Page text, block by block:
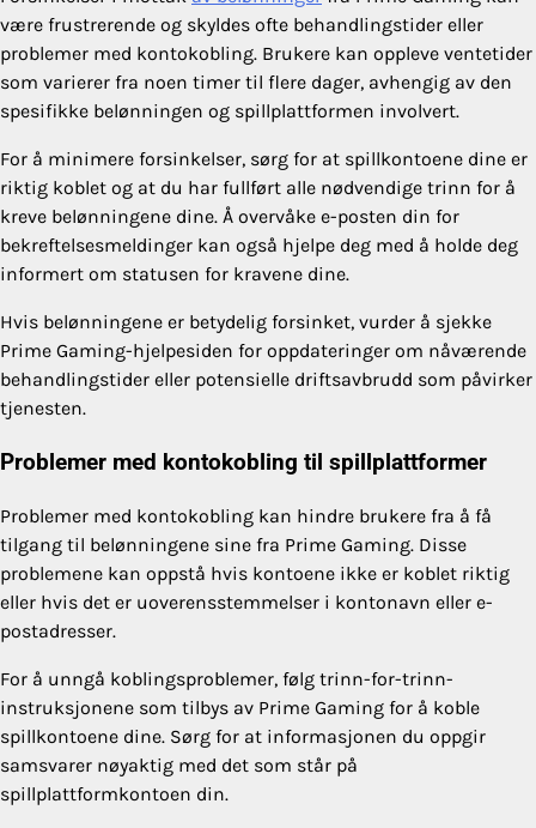
være frustrerende og skyldes ofte behandlingstider eller
problemer med kontokobling. Brukere kan oppleve ventetider
som varierer fra noen timer til flere dager, avhengig av den
spesifikke belønningen og spillplattformen involvert.
For å minimere forsinkelser, sørg for at spillkontoene dine er
riktig koblet og at du har fullført alle nødvendige trinn for å
kreve belønningene dine. Å overvåke e-posten din for
bekreftelsesmeldinger kan også hjelpe deg med å holde deg
informert om statusen for kravene dine.
Hvis belønningene er betydelig forsinket, vurder å sjekke
Prime Gaming-hjelpesiden for oppdateringer om nåværende
behandlingstider eller potensielle driftsavbrudd som påvirker
tjenesten.
Problemer med kontokobling til spillplattformer
Problemer med kontokobling kan hindre brukere fra å få
tilgang til belønningene sine fra Prime Gaming. Disse
problemene kan oppstå hvis kontoene ikke er koblet riktig
eller hvis det er uoverensstemmelser i kontonavn eller e-
postadresser.
For å unngå koblingsproblemer, følg trinn-for-trinn-
instruksjonene som tilbys av Prime Gaming for å koble
spillkontoene dine. Sørg for at informasjonen du oppgir
samsvarer nøyaktig med det som står på
spillplattformkontoen din.